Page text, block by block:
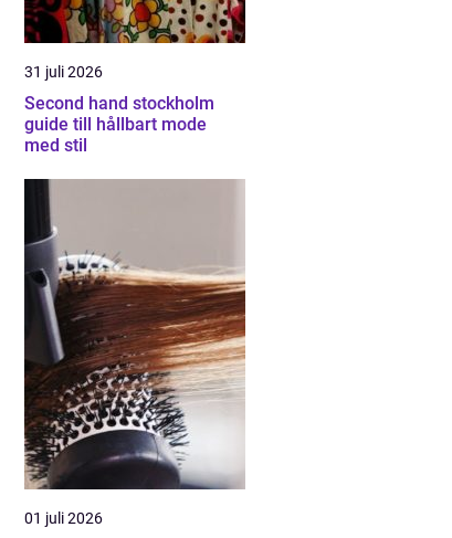
31 juli 2026
Second hand stockholm
guide till hållbart mode
med stil
01 juli 2026